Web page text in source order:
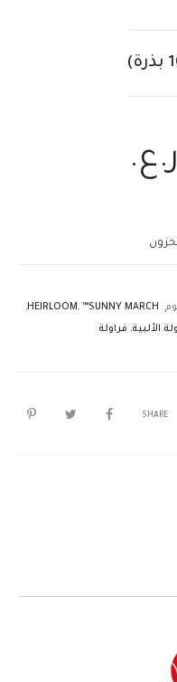
ر.ع.
HEIRLOOM, ™SUNNY MARCH
,
الألبية, فراولة
SHARE